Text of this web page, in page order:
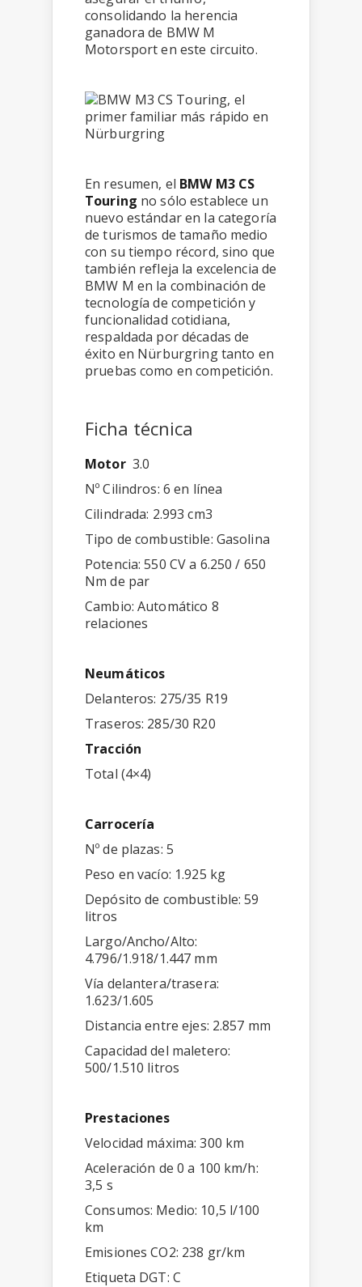
consolidando la herencia
ganadora de BMW M
Motorsport en este circuito.
En resumen, el BMW M3 CS
Touring no sólo establece un
nuevo estándar en la categoría
de turismos de tamaño medio
con su tiempo récord, sino que
también refleja la excelencia de
BMW M en la combinación de
tecnología de competición y
funcionalidad cotidiana,
respaldada por décadas de
éxito en Nürburgring tanto en
pruebas como en competición.
Ficha técnica
Motor 3.0
Nº Cilindros: 6 en línea
Cilindrada: 2.993 cm3
Tipo de combustible: Gasolina
Potencia: 550 CV a 6.250 / 650
Nm de par
Cambio: Automático 8
relaciones
Neumáticos
Delanteros: 275/35 R19
Traseros: 285/30 R20
Tracción
Total (4×4)
Carrocería
Nº de plazas: 5
Peso en vacío: 1.925 kg
Depósito de combustible: 59
litros
Largo/Ancho/Alto:
4.796/1.918/1.447 mm
Vía delantera/trasera:
1.623/1.605
Distancia entre ejes: 2.857 mm
Capacidad del maletero:
500/1.510 litros
Prestaciones
Velocidad máxima: 300 km
Aceleración de 0 a 100 km/h:
3,5 s
Consumos: Medio: 10,5 l/100
km
Emisiones CO2: 238 gr/km
Etiqueta DGT: C